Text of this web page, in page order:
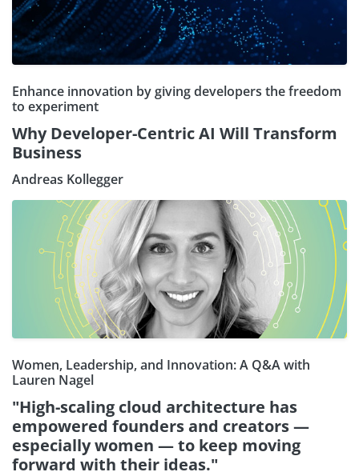
Enhance innovation by giving developers the freedom
to experiment
Why Developer-Centric AI Will Transform
Business
Andreas Kollegger
Women, Leadership, and Innovation: A Q&A with
Lauren Nagel
"High-scaling cloud architecture has
empowered founders and creators —
especially women — to keep moving
forward with their ideas."